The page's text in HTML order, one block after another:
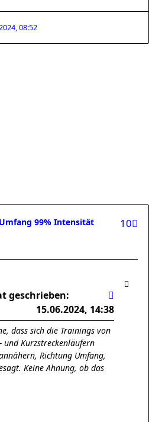
08:52
99% Intensität
10
geschrieben:
15.06.2024, 14:38
dass sich die Trainings von
und Kurzstreckenläufern
Richtung Umfang,
Keine Ahnung, ob das